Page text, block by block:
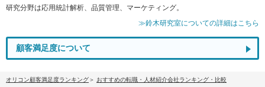
研究分野は応用統計解析、品質管理、マーケティング。
≫鈴木研究室についての詳細はこちら
顧客満足度について
オリコン顧客満足度ランキング
おすすめの転職・人材紹介会社ランキング・比較